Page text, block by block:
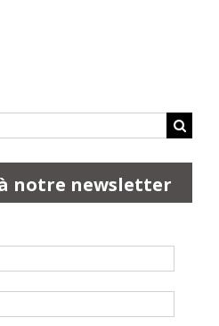
notre newsletter